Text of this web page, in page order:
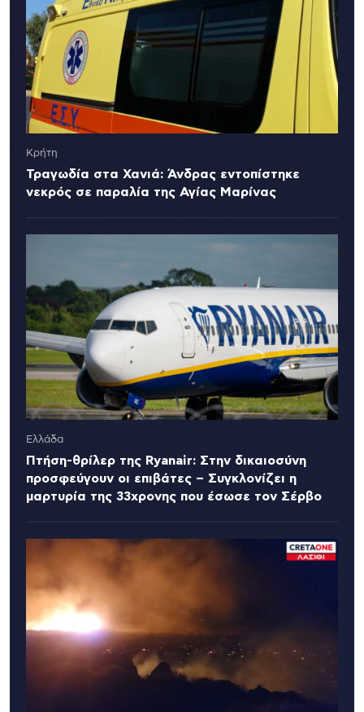
Κρήτη
Τραγωδία στα Χανιά: Άνδρας εντοπίστηκε
νεκρός σε παραλία της Αγίας Μαρίνας
Ελλάδα
Πτήση-θρίλερ της Ryanair: Στην δικαιοσύνη
προσφεύγουν οι επιβάτες – Συγκλονίζει η
μαρτυρία της 33χρονης που έσωσε τον Σέρβο